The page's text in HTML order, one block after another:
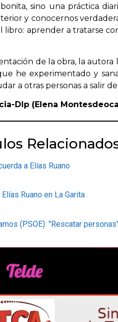
sino una práctica
y conocernos
libro: aprender a tratarse
de la obra, la
he experimentado y
a otras personas a salir
Dlp (Elena
a Elías Ruano
Elías Ruano en La Garita
(PSOE): "Rescatar